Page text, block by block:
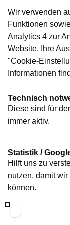
Wir verwenden
Funktionen
Analytics 4 zur
Website. Ihre
"Cookie-
Informationen
Technisch
Diese sind für
immer aktiv.
Statistik /
Hilft uns zu
nutzen, damit
können.